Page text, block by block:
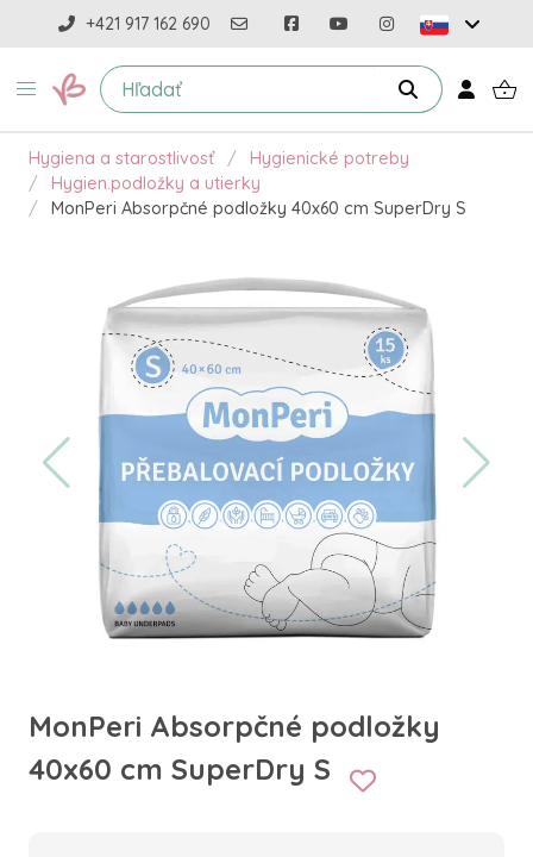
+421 917 162 690
Hygiena a starostlivosť
Hygienické potreby
Hygien.podložky a utierky
MonPeri Absorpčné podložky 40x60 cm SuperDry S
MonPeri Absorpčné podložky
40x60 cm SuperDry S